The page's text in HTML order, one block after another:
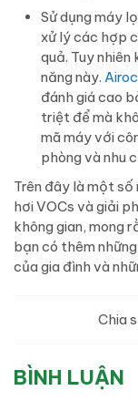
Sử dụng máy
xử lý các hợp
quả. Tuy
năng này.
đánh giá cao
triệt để mà
mã máy với
phòng và nhu
Trên đây là một
hơi VOCs và giải
không gian, mong
bạn có thêm
của gia đình và
Chia
BÌNH LUẬN